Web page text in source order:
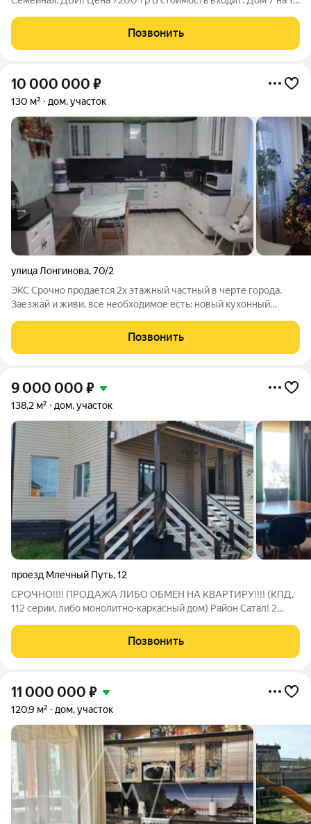
профилированный брус 180180 Пол Шпунтованная доска
Потолок доска Окна 5 камерные
Позвонить
10 000 000 ₽
130 м² дом, участок
улица Лонгинова,70/2
ЭКС Срочно продается 2х этажный частный в черте города.
Заезжай и живи, все необходимое есть: новый кухонный
кондиционеры 1 эт - арбалит 90 кв 2эт- облегченный дерево
40 кв Газ, свет есть вода 4
Позвонить
9 000 000 ₽
138,2 м² дом, участок
проезд Млечный Путь,12
СРОЧНО!!!! ПРОДАЖА ЛИБО ОБМЕН НА КВАРТИРУ!!!! (КПД,
112 серии, либо монолитно-каркасный дом) Район Сатал! 2
- прихожая, лестница, ванная комната, кухня, столовая,
гостиная. 2 этаж- 3
Позвонить
11 000 000 ₽
120,9 м² дом, участок